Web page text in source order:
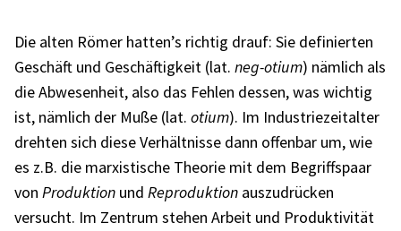
Die alten Römer hatten’s rich­tig drauf: Sie defi­nier­ten
Geschäft und Geschäf­tig­keit (lat. neg-otium) nämlich als
die Abwe­sen­heit, also das Fehlen dessen, was wich­tig
ist, nämlich der Muße (lat. otium). Im Indus­trie­zeit­al­ter
dreh­ten sich diese Verhält­nisse dann offen­bar um, wie
es z.B. die marxis­ti­sche Theo­rie mit dem Begriffs­paar
von Produk­tion und Repro­duk­tion auszu­drü­cken
versucht. Im Zentrum stehen Arbeit und Produk­ti­vi­tät